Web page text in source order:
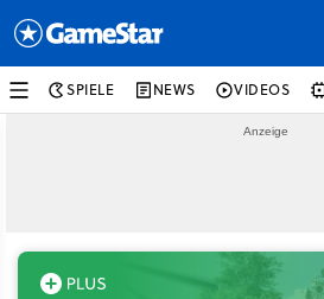
SPIELE NEWS VIDEOS